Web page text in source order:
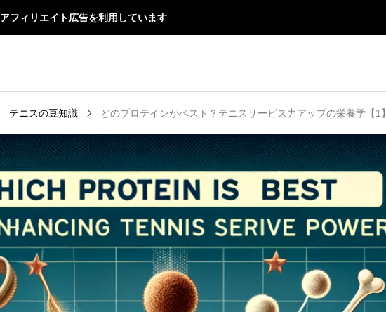
アフィリエイト広告を利用しています
テニスの豆知識 どのプロテインがベスト？テニスサービス力アップの栄養学【1】